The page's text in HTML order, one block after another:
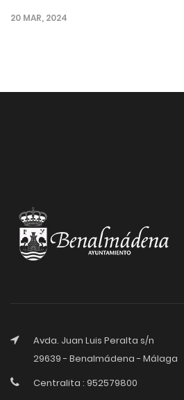
Avda. Juan Luis Peralta s/n
29639 - Benalmádena - Málaga
Centralita : 952579800